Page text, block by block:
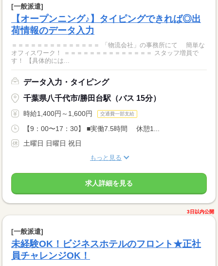
[一般派遣]
【オープンニング♪】タイピングできれば◎出
荷情報のデータ入力
＝＝＝＝＝＝＝＝＝＝＝＝＝＝ 「物流会社」の事務所にて 簡単な
オフィスワーク！ ＝＝＝＝＝＝＝＝＝＝＝＝＝＝ スタッフ増員で
す！ 【具体的には...
データ入力・タイピング
千葉県八千代市/勝田台駅（バス 15分）
時給1,400円～1,600円 交通費一部支給
【9：00〜17：30】 ■実働7.5時間 休憩1...
土曜日 日曜日 祝日
もっと見る
求人詳細を見る
3日以内公開
[一般派遣]
未経験OK！ビジネスホテルのフロント★正社
員チャレンジOK！